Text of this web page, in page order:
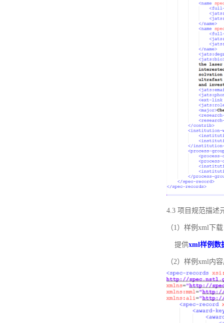
4.3 项目规范描述
（1）样例xml下载
提供xml样例数
（2）样例xml内